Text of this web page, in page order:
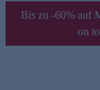
Bis zu -60% auf
on